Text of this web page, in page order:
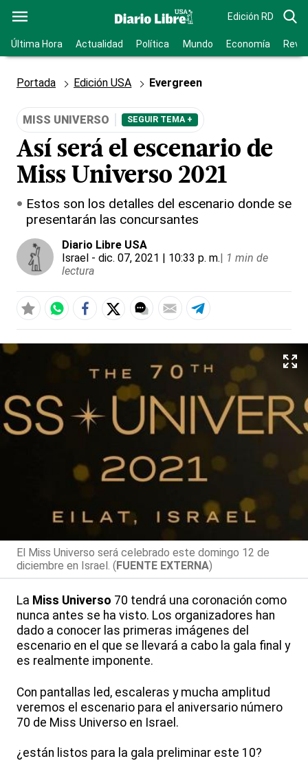
Edición RD
Última Hora Actualidad Política Mundo Economía
Portada Edición USA Evergreen
MISS UNIVERSO SEGUIR TEMA +
Así será el escenario de
Miss Universo 2021
Estos son los detalles del escenario donde se
presentarán las concursantes
Diario Libre USA
Israel - dic. 07, 2021 | 10:33 p. m.| 1 min de
lectura
El Miss Universo será celebrado este domingo 12 de
diciembre en Israel. (FUENTE EXTERNA)
La Miss Universo 70 tendrá una coronación como
nunca antes se ha visto. Los organizadores han
dado a conocer las primeras imágenes del
escenario en el que se llevará a cabo la gala final y
es realmente imponente.
Con pantallas led, escaleras y mucha amplitud
veremos el escenario para el aniversario número
70 de Miss Universo en Israel.
¿están listos para la gala preliminar este 10?